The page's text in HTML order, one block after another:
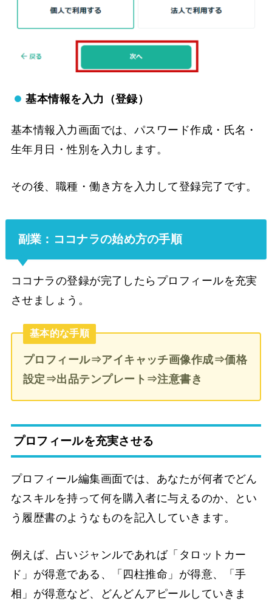
基本情報を入力（登録）
基本情報入力画面では、パスワード作成・氏名・
生年月日・性別を入力します。
その後、職種・働き方を入力して登録完了です。
副業：ココナラの始め方の手順
ココナラの登録が完了したらプロフィールを充実
させましょう。
基本的な手順
プロフィール⇒アイキャッチ画像作成⇒価格
設定⇒出品テンプレート⇒注意書き
プロフィールを充実させる
プロフィール編集画面では、あなたが何者でどん
なスキルを持って何を購入者に与えるのか、とい
う履歴書のようなものを記入していきます。
例えば、占いジャンルであれば「タロットカー
ド」が得意である、「四柱推命」が得意、「手
相」が得意など、どんどんアピールしていきま